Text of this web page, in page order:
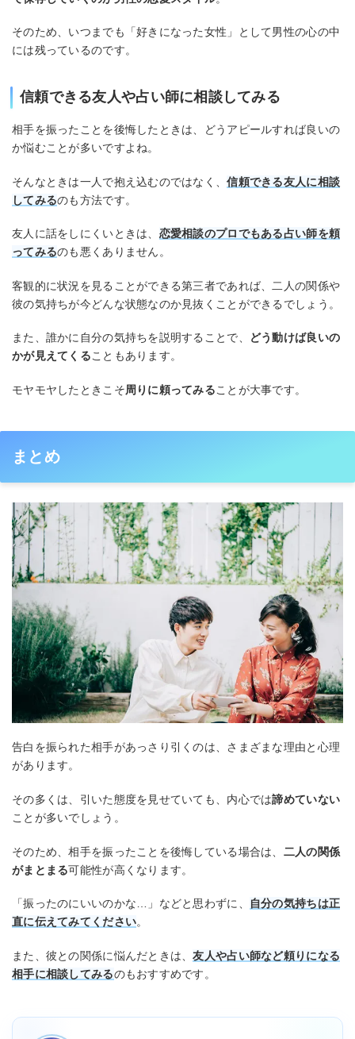
そのため、いつまでも「好きになった女性」として男性の心の中
には残っているのです。
信頼できる友人や占い師に相談してみる
相手を振ったことを後悔したときは、どうアピールすれば良いの
か悩むことが多いですよね。
そんなときは一人で抱え込むのではなく、信頼できる友人に相談
してみるのも方法です。
友人に話をしにくいときは、 恋愛相談のプロでもある占い師を頼
ってみるのも悪くありません。
客観的に状況を見ることができる第三者であれば、二人の関係や
彼の気持ちが今どんな状態なのか見抜くことができるでしょう。
また、誰かに自分の気持ちを説明することで、
どう動けば良いの
かが見えてくることもあります。
モヤモヤしたときこそ周りに頼ってみることが大事です。
まとめ
告白を振られた相手があっさり引くのは、さまざまな理由と心理
があります。
その多くは、引いた態度を見せていても、内心では諦めていない
ことが多いでしょう。
そのため、相手を振ったことを後悔している場合は、 二人の関係
がまとまる可能性が高くなります。
「振ったのにいいのかな…」などと思わずに、
自分の気持ちは正
直に伝えてみてください。
また、彼との関係に悩んだときは、友人や占い師など頼りになる
相手に相談してみるのもおすすめです。